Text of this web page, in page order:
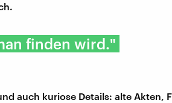
finden wird."
auch kuriose Details: alte Akten,